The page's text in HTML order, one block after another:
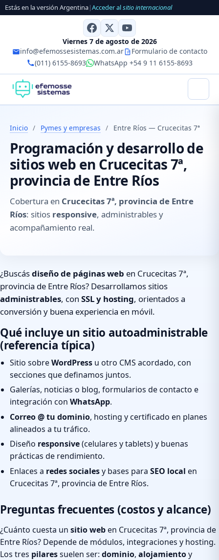
Estás en la versión Argentina|Acceder alsitio internacional
Viernes 7 de agosto de 2026
info@efemossesistemas.com.ar
Formulario de contacto
(011) 6155-8693
WhatsApp +54 9 11 6155-8693
Inicio / Pymes y empresas / Entre Ríos — Crucecitas 7ª
Programación y desarrollo de
sitios web en Crucecitas 7ª,
provincia de Entre Ríos
Cobertura en Crucecitas 7ª, provincia de Entre
Ríos: sitios responsive, administrables y
acompañamiento real.
¿Buscásdiseño de páginas web en Crucecitas 7ª,
provincia de Entre Ríos? Desarrollamos sitios
administrables, con SSL y hosting, orientados a
conversión y buena experiencia en móvil.
Qué incluye un sitio autoadministrable
(referencia típica)
Sitio sobreWordPress u otro CMS acordado, con
secciones que definamos juntos.
Galerías, noticias o blog, formularios de contacto e
integración con WhatsApp.
Correo @ tu dominio, hosting y certificado en planes
alineados a tu tráfico.
Diseño responsive(celulares y tablets) y buenas
prácticas de rendimiento.
Enlaces a redes socialesy bases para SEO local en
Crucecitas 7ª, provincia de Entre Ríos.
Preguntas frecuentes (costos y alcance)
¿Cuánto cuesta un sitio weben Crucecitas 7ª, provincia de
Entre Ríos? Depende de módulos, integraciones y hosting.
Los tres pilaressuelen ser: dominio, alojamientoy